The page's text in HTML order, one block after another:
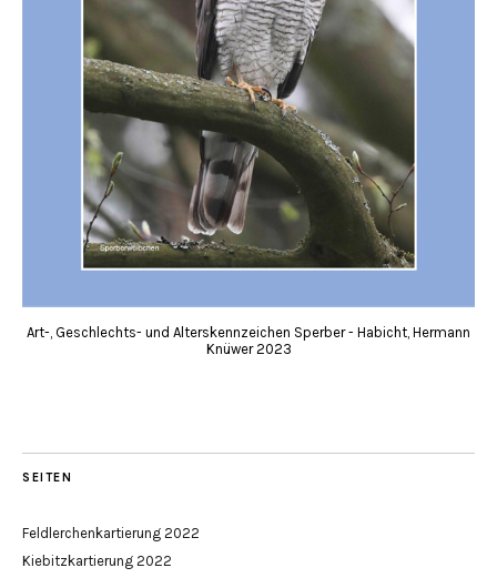
Art-, Geschlechts- und Alterskennzeichen Sperber - Habicht, Hermann
Knüwer 2023
SEITEN
Feldlerchenkartierung 2022
Kiebitzkartierung 2022